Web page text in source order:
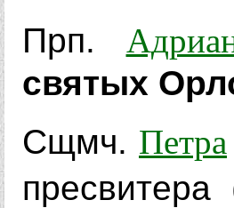
Прп.
святых
Сщмч. Петра